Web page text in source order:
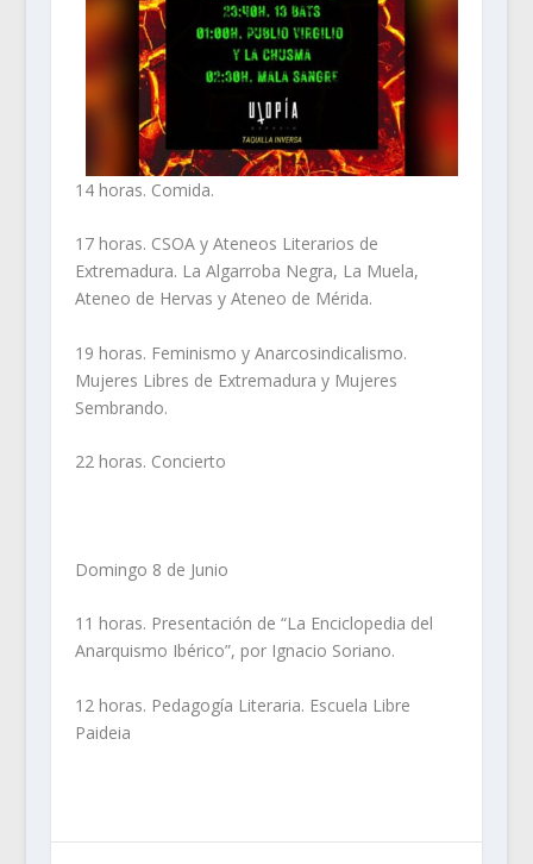
14 horas. Comida.
17 horas. CSOA y Ateneos Literarios de
Extremadura. La Algarroba Negra, La Muela,
Ateneo de Hervas y Ateneo de Mérida.
19 horas. Feminismo y Anarcosindicalismo.
Mujeres Libres de Extremadura y Mujeres
Sembrando.
22 horas. Concierto
Domingo 8 de Junio
11 horas. Presentación de “La Enciclopedia del
Anarquismo Ibérico”, por Ignacio Soriano.
12 horas. Pedagogía Literaria. Escuela Libre
Paideia